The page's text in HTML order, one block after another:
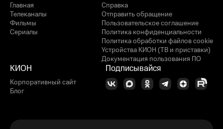
Главная
Телеканалы
Фильмы
Сериалы
Справка
Отправить обращение
Пользовательское соглашение
Политика конфиденциальности
Политика обработки файлов cookie
Устройства КИОН (ТВ и приставки)
Документация пользования ПО
КИОН
Корпоративный сайт
Блог
Подписывайся